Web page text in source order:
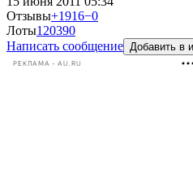
Отзывы+1916−0
Лоты120390
Написать сообщение Добавить в
РЕКЛАМА • AU.RU